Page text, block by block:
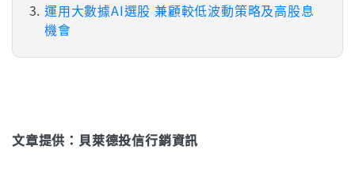
運用大數據AI選股 兼顧較低波動策略及高股息
機會
文章提供：貝萊德投信行銷資訊